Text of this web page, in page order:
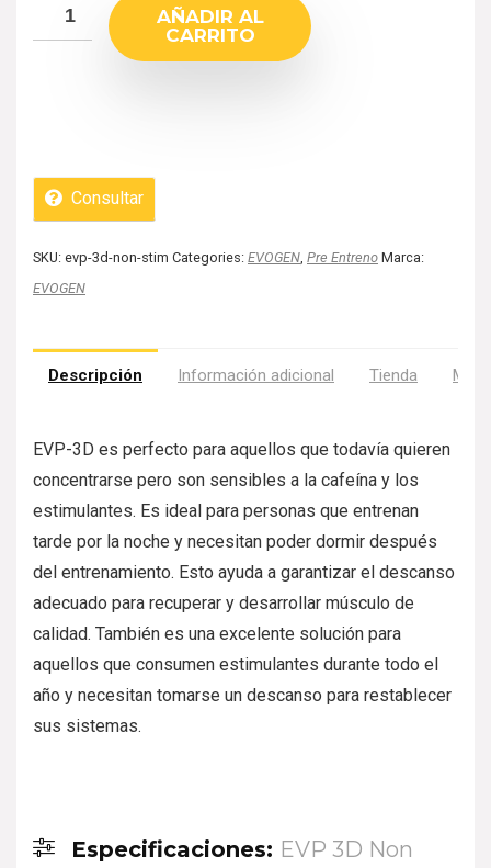
AÑADIR AL
CARRITO
Consultar
SKU: evp-3d-non-stim Categories: EVOGEN, Pre Entreno Marca:
EVOGEN
Descripción Información adicional Tienda Más
EVP-3D es perfecto para aquellos que todavía quieren
concentrarse pero son sensibles a la cafeína y los
estimulantes. Es ideal para personas que entrenan
tarde por la noche y necesitan poder dormir después
del entrenamiento. Esto ayuda a garantizar el descanso
adecuado para recuperar y desarrollar músculo de
calidad. También es una excelente solución para
aquellos que consumen estimulantes durante todo el
año y necesitan tomarse un descanso para restablecer
sus sistemas.
Especificaciones: EVP 3D Non